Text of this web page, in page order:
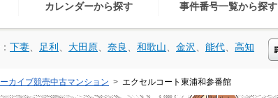
カレンダーから探す 事件番号一覧から探す
下妻 足利 大田原 奈良 和歌山 金沢 能代 高知
カイブ競売中古マンション エクセルコート東浦和参番館